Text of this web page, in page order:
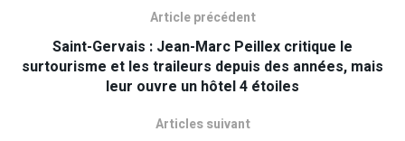
Article précédent
Saint-Gervais : Jean-Marc Peillex critique le
surtourisme et les traileurs depuis des années, mais
leur ouvre un hôtel 4 étoiles
Articles suivant